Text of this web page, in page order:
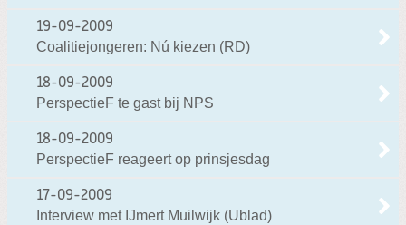
19-09-2009
Coalitiejongeren: Nú kiezen (RD)
18-09-2009
PerspectieF te gast bij NPS
18-09-2009
PerspectieF reageert op prinsjesdag
17-09-2009
Interview met IJmert Muilwijk (Ublad)